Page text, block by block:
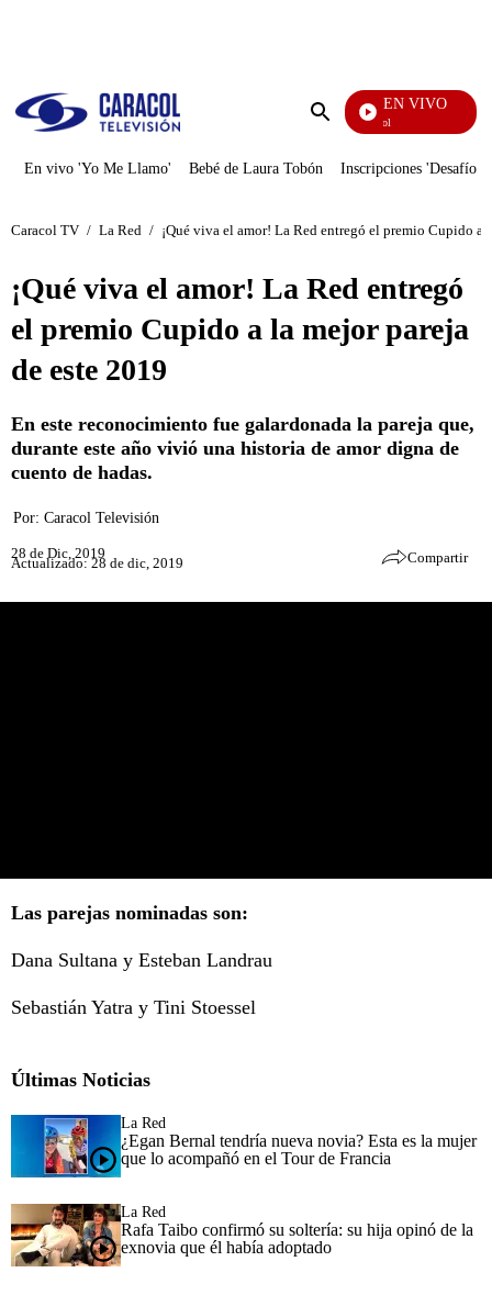
Enviar
EN VIVO
Noticias Caracol
En vivo 'Yo Me Llamo' Bebé de Laura Tobón Inscripciones 'Desafío'
Caracol TV / La Red / ¡Qué viva el amor! La Red entregó el premio Cupido a
¡Qué viva el amor! La Red entregó
el premio Cupido a la mejor pareja
de este 2019
En este reconocimiento fue galardonada la pareja que,
durante este año vivió una historia de amor digna de
cuento de hadas.
Por: Caracol Televisión
28 de Dic, 2019
Actualizado: 28 de dic, 2019 Compartir
Las parejas nominadas son:
Dana Sultana y Esteban Landrau
Sebastián Yatra y Tini Stoessel
Últimas Noticias
La Red
¿Egan Bernal tendría nueva novia? Esta es la mujer
que lo acompañó en el Tour de Francia
La Red
Rafa Taibo confirmó su soltería: su hija opinó de la
exnovia que él había adoptado